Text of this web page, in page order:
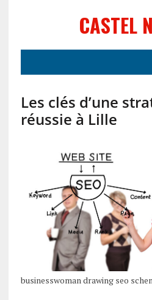
CASTEL
Les clés d’une
réussie à Lille
businesswoman drawing seo